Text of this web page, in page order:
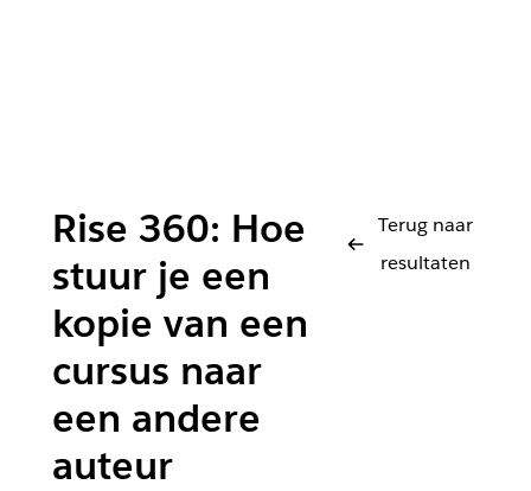
Rise 360: Hoe
stuur je een
kopie van een
cursus naar
een andere
auteur
Terug naar
resultaten